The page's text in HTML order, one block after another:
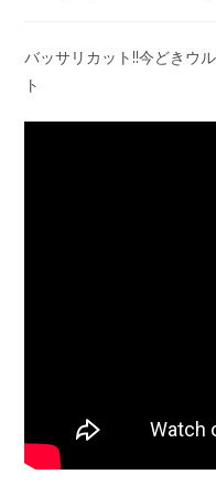
バッサリカット!!今どきウ
ト